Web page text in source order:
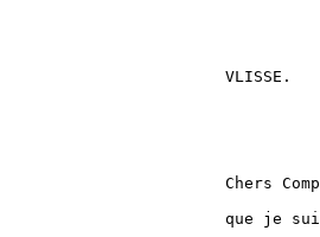
VLISSE.
Chers
que je